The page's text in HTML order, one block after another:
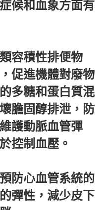
候和血象方面有
容積性排便物
促進機體對廢物
多糖和蛋白質混
膽固醇排泄，防
護動脈血管彈
控制血壓。
防心血管系統的
彈性，減少皮下